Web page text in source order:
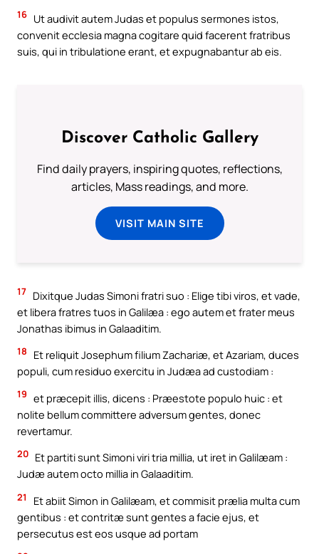
16 Ut audivit autem Judas et populus sermones istos,
convenit ecclesia magna cogitare quid facerent fratribus
suis, qui in tribulatione erant, et expugnabantur ab eis.
Discover Catholic Gallery
Find daily prayers, inspiring quotes, reflections,
articles, Mass readings, and more.
VISIT MAIN SITE
17 Dixitque Judas Simoni fratri suo : Elige tibi viros, et vade,
et libera fratres tuos in Galilæa : ego autem et frater meus
Jonathas ibimus in Galaaditim.
18
Et reliquit Josephum filium Zachariæ, et Azariam, duces
populi, cum residuo exercitu in Judæa ad custodiam :
19 et præcepit illis, dicens : Præestote populo huic : et
nolite bellum committere adversum gentes, donec
revertamur.
20 Et partiti sunt Simoni viri tria millia, ut iret in Galilæam :
Judæ autem octo millia in Galaaditim.
21
Et abiit Simon in Galilæam, et commisit prælia multa cum
gentibus : et contritæ sunt gentes a facie ejus, et
persecutus est eos usque ad portam